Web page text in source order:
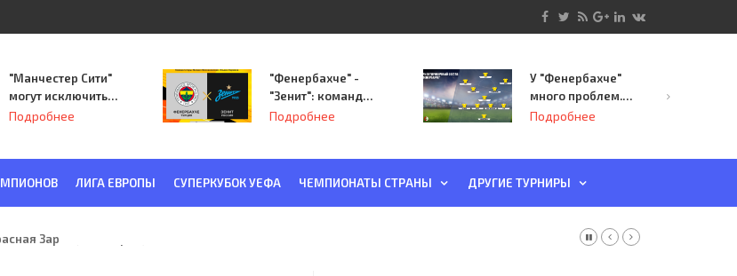
"Манчестер Сити"
могут исключить
из Лиги
Подробнее
"Фенербахче" -
"Зенит": команда
Семака начинает
Подробнее
У "Фенербахче"
много проблем.
Но он опасен для
Подробнее
ЛИГА ЕВРОПЫ СУПЕРКУБОК УЕФА ЧЕМПИОНАТЫ СТРАНЫ ДРУГИЕ ТУРНИРЫ
Заря" (Ленинград) 6:2